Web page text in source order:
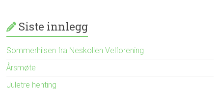
Siste innlegg
Sommerhilsen fra Neskollen Velforening
Årsmøte
Juletre henting